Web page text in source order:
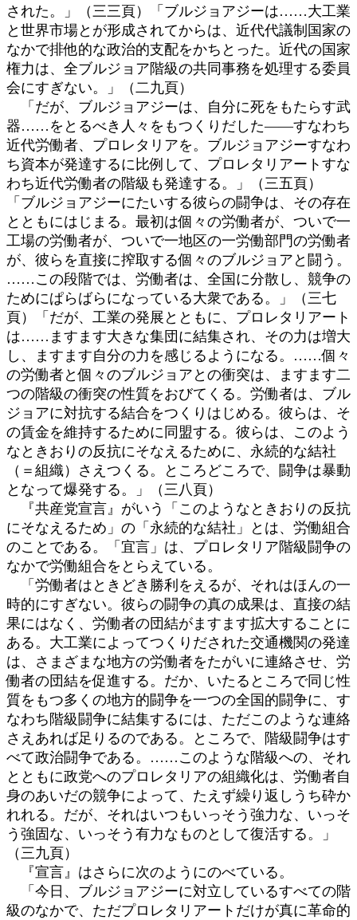
された。」（三三頁）「ブルジョアジーは……大工業
と世界市場とが形成されてからは、近代代議制国家の
なかで排他的な政治的支配をかちとった。近代の国家
権力は、全ブルジョア階級の共同事務を処理する委員
会にすぎない。」（二九頁）
「だが、ブルジョアジーは、自分に死をもたらす武
器……をとるべき人々をもつくりだした――すなわち
近代労働者、プロレタリアを。ブルジョアジーすなわ
ち資本が発達するに比例して、プロレタリアートすな
わち近代労働者の階級も発達する。」（三五頁）
「ブルジョアジーにたいする彼らの闘争は、その存在
とともにはじまる。最初は個々の労働者が、ついで一
工場の労働者が、ついで一地区の一労働部門の労働者
が、彼らを直接に搾取する個々のブルジョアと闘う。
……この段階では、労働者は、全国に分散し、競争の
ためにぱらばらになっている大衆である。」（三七
頁）「だが、工業の発展とともに、プロレタリアート
は……ますます大きな集団に結集され、その力は増大
し、ますます自分の力を感じるようになる。……個々
の労働者と個々のブルジョアとの衝突は、ますます二
つの階級の衝突の性質をおびてくる。労働者は、ブル
ジョアに対抗する結合をつくりはじめる。彼らは、そ
の賃金を維持するために同盟する。彼らは、このよう
なときおりの反抗にそなえるために、永続的な結社
（＝組織）さえつくる。ところどころで、闘争は暴動
となって爆発する。」（三八頁）
『共産党宣言』がいう「このようなときおりの反抗
にそなえるため」の「永続的な結社」とは、労働組合
のことである。「宜言」は、プロレタリア階級闘争の
なかで労働組合をとらえている。
「労働者はときどき勝利をえるが、それはほんの一
時的にすぎない。彼らの闘争の真の成果は、直接の結
果にはなく、労働者の団結がますます拡大することに
ある。大工業によってつくりだされた交通機関の発達
は、さまざまな地方の労働者をたがいに連絡させ、労
働者の団結を促進する。だか、いたるところで同じ性
質をもつ多くの地方的闘争を一つの全国的闘争に、す
なわち階級闘争に結集するには、ただこのような連絡
さえあれば足りるのである。ところで、階級闘争はす
べて政治闘争である。……このような階級への、それ
とともに政党へのプロレタリアの組織化は、労働者自
身のあいだの競争によって、たえず繰り返しうち砕か
れれる。だが、それはいつもいっそう強力な、いっそ
う強固な、いっそう有力なものとして復活する。」
（三九頁）
『宣言』はさらに次のようにのべている。
「今日、ブルジョアジーに対立しているすべての階
級のなかで、ただプロレタリアートだけが真に革命的